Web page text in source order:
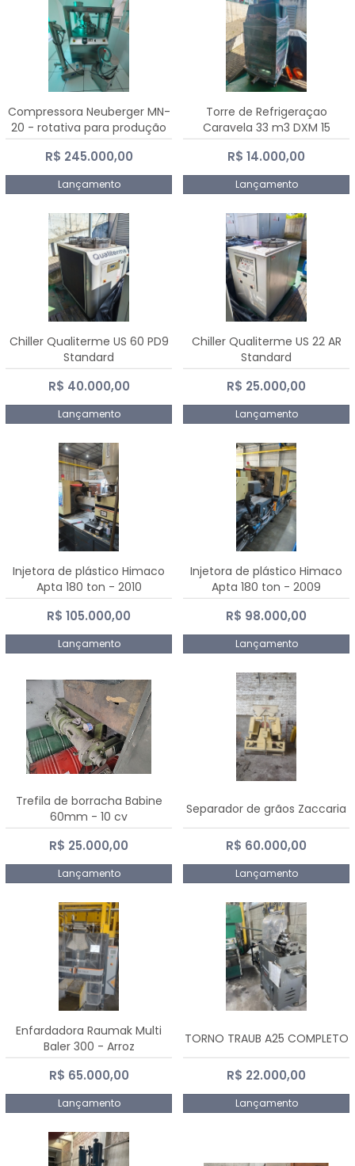
Compressora Neuberger MN-
20 - rotativa para produção
de comprimidos
R$ 245.000,00
Lançamento
Torre de Refrigeraçao
Caravela 33 m3 DXM 15
R$ 14.000,00
Lançamento
Chiller Qualiterme US 60 PD9
Standard
R$ 40.000,00
Lançamento
Chiller Qualiterme US 22 AR
Standard
R$ 25.000,00
Lançamento
Injetora de plástico Himaco
Apta 180 ton - 2010
R$ 105.000,00
Lançamento
Injetora de plástico Himaco
Apta 180 ton - 2009
R$ 98.000,00
Lançamento
Trefila de borracha Babine
60mm - 10 cv
R$ 25.000,00
Lançamento
Separador de grãos Zaccaria
R$ 60.000,00
Lançamento
Enfardadora Raumak Multi
Baler 300 - Arroz
R$ 65.000,00
Lançamento
TORNO TRAUB A25 COMPLETO
R$ 22.000,00
Lançamento